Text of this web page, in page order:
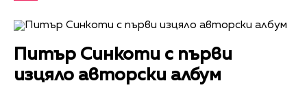
Питър Синкоти с първи
изцяло авторски албум